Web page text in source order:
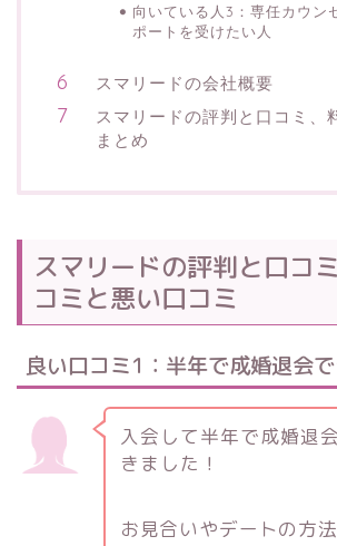
向いている人3：専任カウン
ポートを受けたい人
スマリードの会社概要
スマリードの評判と口コミ、
まとめ
スマリードの評判と口コ
コミと悪い口コミ
良い口コミ1：半年で成婚退会で
入会して半年で成婚退
きました！
お見合いやデートの方